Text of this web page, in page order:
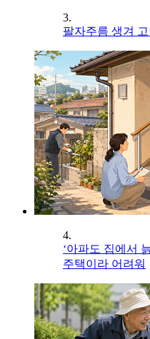
3.
팔자주름 생겨
4.
‘아파도 집에서
주택이라 어려워